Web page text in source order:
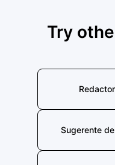
Try
Sugerente